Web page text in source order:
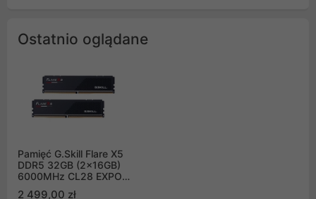
Ostatnio oglądane
Pamięć G.Skill Flare X5
DDR5 32GB (2x16GB)
6000MHz CL28 EXPO
2 499,00 zł